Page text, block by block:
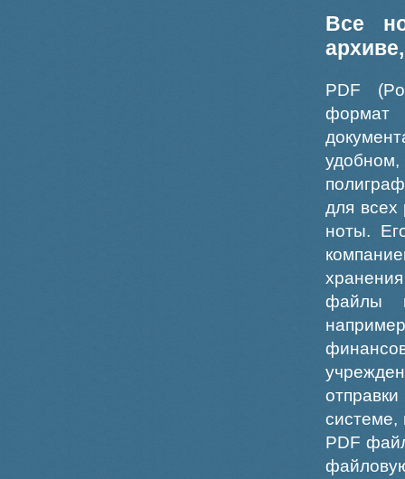
Все
PDF
формат
для всех
ноты.
файлы
системе,
PDF